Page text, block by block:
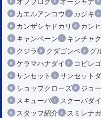
カエルアンコウ
カジキ
カンザシヤドカリ
カン
キャンペーン
キンチャ
クジラ
クダゴンベ グ
ケラマハナダイ
コビレ
サンセット
サンセット
ショップクローズ
ジョ
スキューバ
スクーバダ
スタッフ紹介
スミレナ